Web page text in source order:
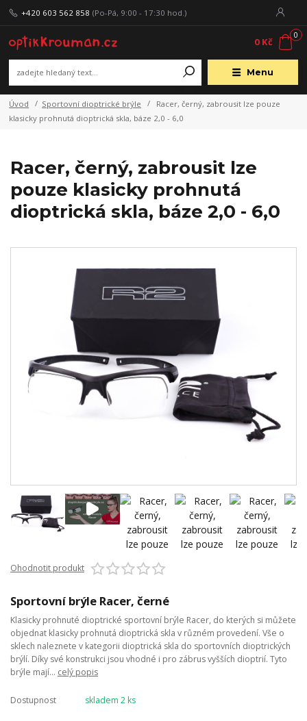
Menu
+420 603 562 858 (Po-Pá, 9:00 - 17:30 hod.)
0
0 Kč
Úvod Sportovní dioptrické brýle
Racer, černý, zabrousit lze pouze
klasicky prohnutá dioptrická skla, báze 2,0 - 6,0
Racer, černý, zabrousit lze
pouze klasicky prohnutá
dioptrická skla, báze 2,0 - 6,0
Ohodnotit produkt
Sportovní brýle Racer, černé
Klasicky prohnuté dioptrické sportovní brýle Racer, do kterých si můžete
objednat klasicky prohnutá dioptrická skla v různém provedení. Vše o
sklech naleznete v kategorii dioptrická skla do sportovních dioptrických
brýlí. Díky své konstrukci jsou vhodné i pro zábrus vyšších dioptrií. Tyto
brýle mají... celý popis
Dostupnost skladem 2 ks